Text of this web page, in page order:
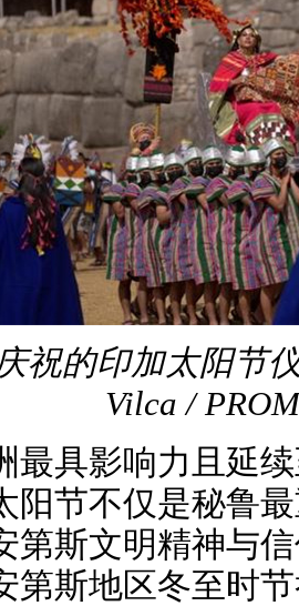
祝的印加太阳节
Vilca /
最具影响力且延
阳节不仅是秘鲁
第斯文明精神与
第斯地区冬至时